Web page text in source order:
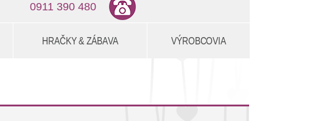
0911 390 480
HRAČKY & ZÁBAVA VÝROBCOVIA